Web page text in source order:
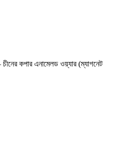
কপার এনামেলড ওয়্যার (ম্যাগনেট